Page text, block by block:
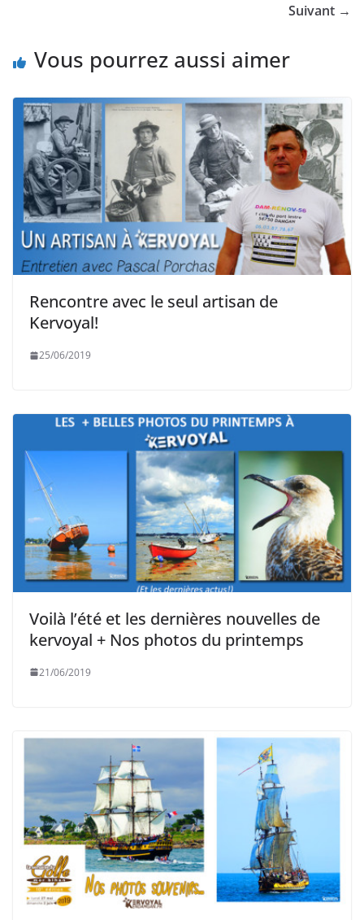
Suivant →
Vous pourrez aussi aimer
Rencontre avec le seul artisan de
Kervoyal!
25/06/2019
Voilà l’été et les dernières nouvelles de
kervoyal + Nos photos du printemps
21/06/2019